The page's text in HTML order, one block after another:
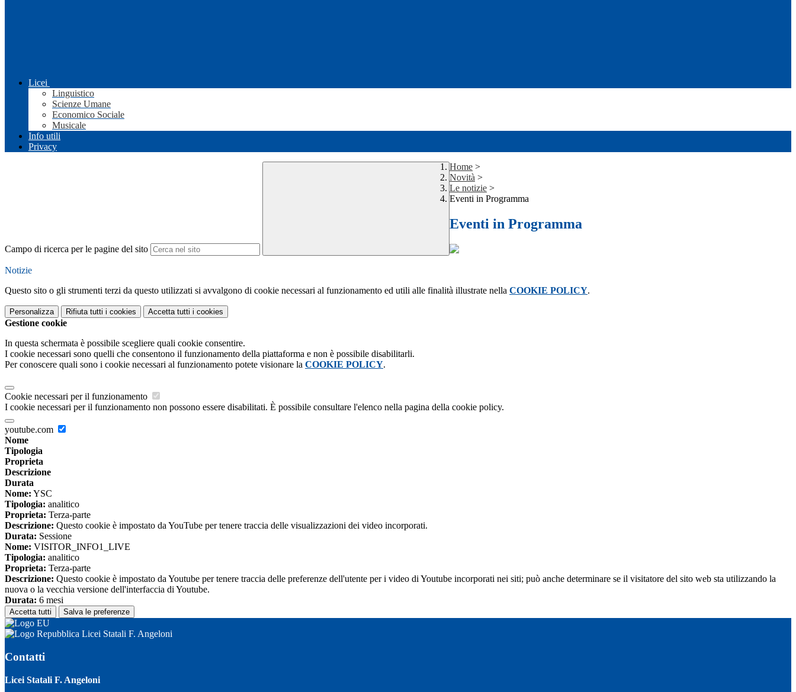
Licei
Linguistico
Scienze Umane
Economico Sociale
Musicale
Info utili
Privacy
Campo di ricerca per le pagine del sito
Home >
Novità >
Le notizie >
Eventi in Programma
Eventi in Programma
Notizie
Questo sito o gli strumenti terzi da questo utilizzati si avvalgono di cookie necessari al funzionamento ed utili alle finalità illustrate nella COOKIE POLICY.
Personalizza Rifiuta tutti i cookies Accetta tutti i cookies
Gestione cookie
In questa schermata è possibile scegliere quali cookie consentire.
I cookie necessari sono quelli che consentono il funzionamento della piattaforma e non è possibile disabilitarli.
Per conoscere quali sono i cookie necessari al funzionamento potete visionare la COOKIE POLICY.
Cookie necessari per il funzionamento
I cookie necessari per il funzionamento non possono essere disabilitati. È possibile consultare l'elenco nella pagina della cookie policy.
youtube.com
Nome
Tipologia
Proprieta
Descrizione
Durata
Nome: YSC
Tipologia: analitico
Proprieta: Terza-parte
Descrizione: Questo cookie è impostato da YouTube per tenere traccia delle visualizzazioni dei video incorporati.
Durata: Sessione
Nome: VISITOR_INFO1_LIVE
Tipologia: analitico
Proprieta: Terza-parte
Descrizione: Questo cookie è impostato da Youtube per tenere traccia delle preferenze dell'utente per i video di Youtube incorporati nei siti; può anche determinare se il visitatore del sito web sta utilizzando la
nuova o la vecchia versione dell'interfaccia di Youtube.
Durata: 6 mesi
Accetta tutti Salva le preferenze
Licei Statali F. Angeloni
Contatti
Licei Statali F. Angeloni